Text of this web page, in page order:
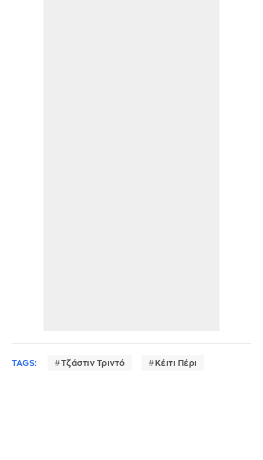
TAGS: Τζάστιν Τριντό Κέιτι Πέρι